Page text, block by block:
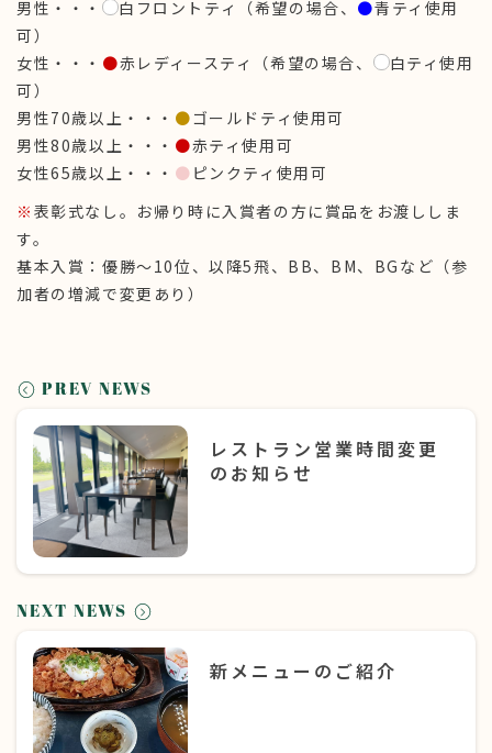
男性・・・ 白フロントティ（希望の場合、 ●青ティ使用
可）
女性・・・ ●赤レディースティ（希望の場合、
白ティ使用
可）
男性70歳以上・・・ ●ゴールドティ使用可
男性80歳以上・・・ ●赤ティ使用可
女性65歳以上・・・ ● ピンクティ使用可
※ 表彰式なし。お帰り時に入賞者の方に賞品をお渡ししま
す。
基本入賞：優勝〜10位、以降5飛、BB、BM、BGなど（参
加者の増減で変更あり）
PREV NEWS
レストラン営業時間変更
のお知らせ
NEXT NEWS
新メニューのご紹介